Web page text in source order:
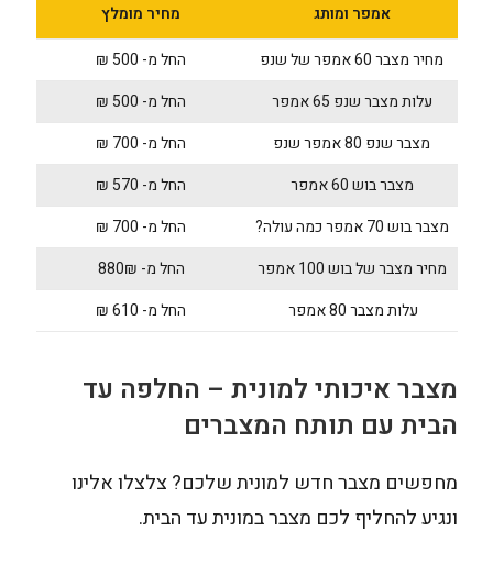
אמפר ומותג
מחיר מומלץ
מחיר מצבר 60 אמפר של שנפ
החל מ- 500 ₪
עלות מצבר שנפ 65 אמפר
החל מ- 500 ₪
מצבר שנפ 80 אמפר שנפ
החל מ- 700 ₪
מצבר בוש 60 אמפר
החל מ- 570 ₪
מצבר בוש 70 אמפר כמה עולה?
החל מ- 700 ₪
מחיר מצבר של בוש 100 אמפר
החל מ- 880₪
עלות מצבר 80 אמפר
החל מ- 610 ₪
מצבר איכותי למונית – החלפה עד
הבית עם תותח המצברים
מחפשים מצבר חדש למונית שלכם? צלצלו אלינו
ונגיע להחליף לכם מצבר במונית עד הבית.